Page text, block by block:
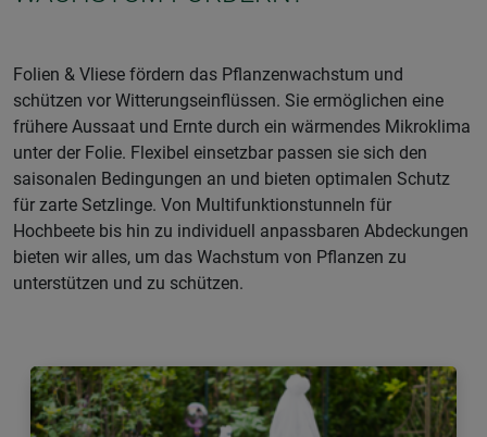
Folien & Vliese fördern das Pflanzenwachstum und
schützen vor Witterungseinflüssen. Sie ermöglichen eine
frühere Aussaat und Ernte durch ein wärmendes Mikroklima
unter der Folie. Flexibel einsetzbar passen sie sich den
saisonalen Bedingungen an und bieten optimalen Schutz
für zarte Setzlinge. Von Multifunktionstunneln für
Hochbeete bis hin zu individuell anpassbaren Abdeckungen
bieten wir alles, um das Wachstum von Pflanzen zu
unterstützen und zu schützen.